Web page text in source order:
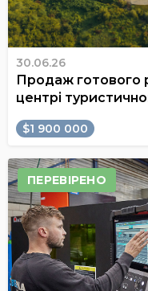
30.06.26
Продаж готового
центрі
$1 900 000
ПЕРЕВІРЕНО